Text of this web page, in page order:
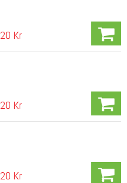
20 Kr
20 Kr
20 Kr